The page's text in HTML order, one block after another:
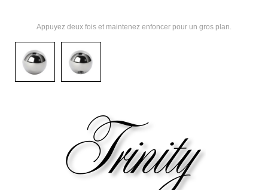
Appuyez deux fois et maintenez enfoncer pour un gros plan.